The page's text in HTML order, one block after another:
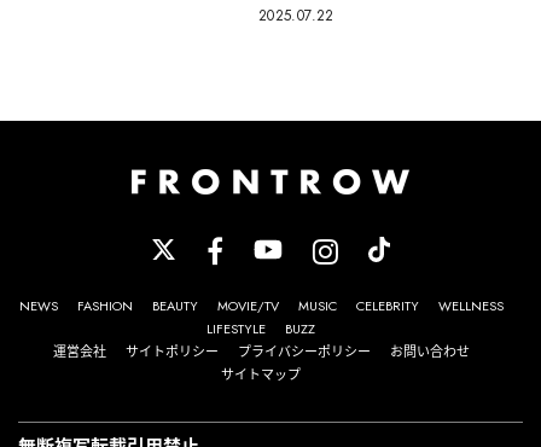
2025.07.22
NEWS FASHION BEAUTY MOVIE/TV MUSIC CELEBRITY
WELLNESS
LIFESTYLE
BUZZ
運営会社
サイトポリシー プライバシーポリシー
お問い合わせ
サイトマップ